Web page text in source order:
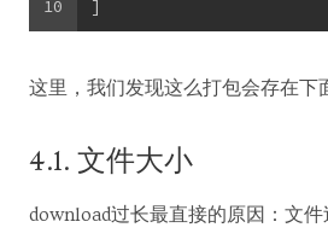
10
]
这里，我们发现这么打包会存在下
4.1. 文件大小
download过长最直接的原因：文件